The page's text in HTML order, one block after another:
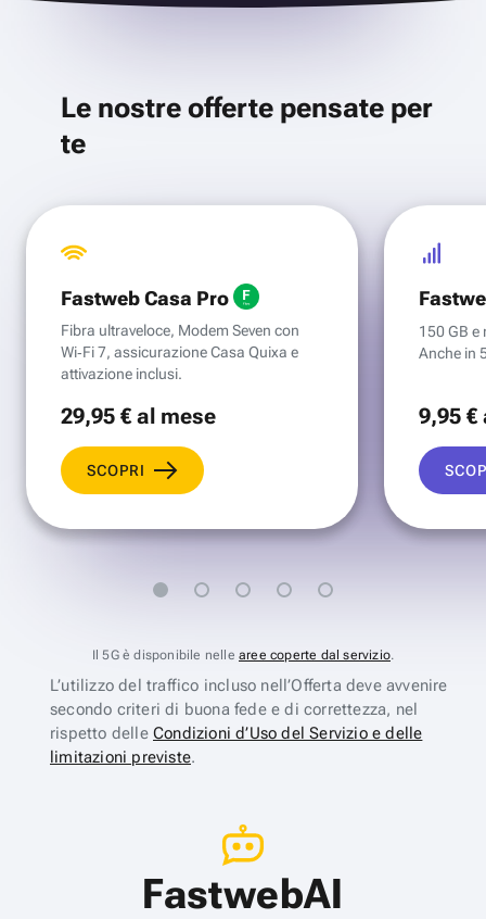
Le nostre offerte pensate per
te
Fastweb Casa Pro
Fibra ultraveloce, Modem Seven con
Wi‑Fi 7, assicurazione Casa Quixa e
attivazione inclusi.
29,95 €al mese
SCOPRI
150 GB e
Anche in
9,95 €
Il 5G è disponibile nelle aree coperte dal servizio.
L’utilizzo del traffico incluso nell’Offerta deve avvenire
secondo criteri di buona fede e di correttezza, nel
rispetto delle Condizioni d’Uso del Servizio e delle
limitazioni previste.
FastwebAI